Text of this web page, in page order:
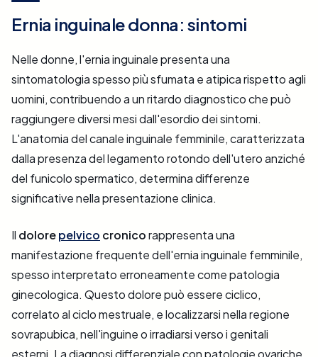
Ernia inguinale donna: sintomi
Nelle donne, l'ernia inguinale presenta una
sintomatologia spesso più sfumata e atipica rispetto agli
uomini, contribuendo a un ritardo diagnostico che può
raggiungere diversi mesi dall'esordio dei sintomi.
L'anatomia del canale inguinale femminile, caratterizzata
dalla presenza del legamento rotondo dell'utero anziché
del funicolo spermatico, determina differenze
significative nella presentazione clinica.
Il dolorepelvico cronicorappresenta una
manifestazione frequente dell'ernia inguinale femminile,
spesso interpretato erroneamente come patologia
ginecologica. Questo dolore può essere ciclico,
correlato al ciclo mestruale, e localizzarsi nella regione
sovrapubica, nell'inguine o irradiarsi verso i genitali
esterni. La diagnosi differenziale con patologie ovariche,